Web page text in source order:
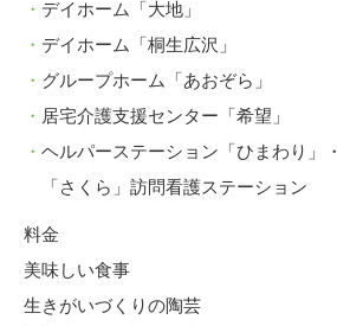
デイホーム「大地」
デイホーム「桐生広沢」
グループホーム「あおぞら」
居宅介護支援センター「希望」
ヘルパーステーション「ひまわり」・
「さくら」訪問看護ステーション
料金
美味しい食事
生きがいづくりの陶芸